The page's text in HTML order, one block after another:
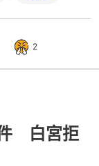
2
白宮拒